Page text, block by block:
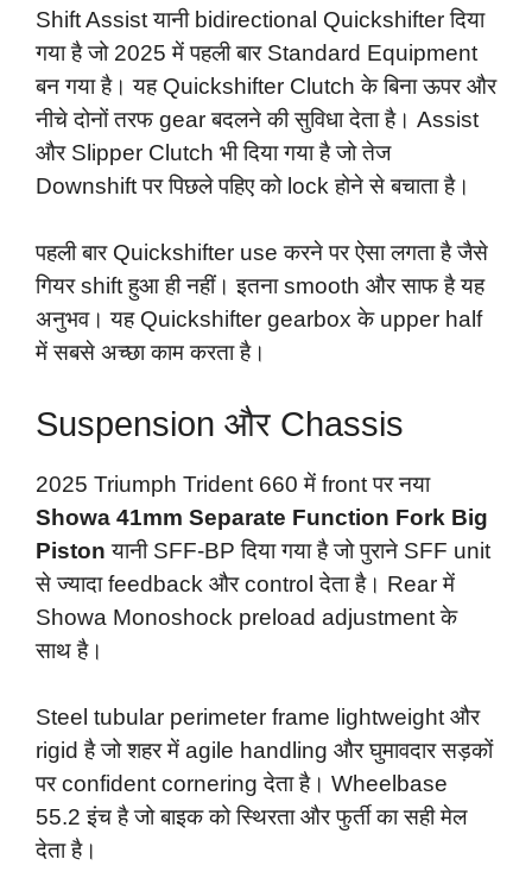
Shift Assist यानी bidirectional Quickshifter दिया
गया है जो 2025 में पहली बार Standard Equipment
बन गया है। यह Quickshifter Clutch के बिना ऊपर और
नीचे दोनों तरफ gear बदलने की सुविधा देता है। Assist
और Slipper Clutch भी दिया गया है जो तेज
Downshift पर पिछले पहिए को lock होने से बचाता है।
पहली बार Quickshifter use करने पर ऐसा लगता है जैसे
गियर shift हुआ ही नहीं। इतना smooth और साफ है यह
अनुभव। यह Quickshifter gearbox के upper half
में सबसे अच्छा काम करता है।
Suspension और Chassis
2025 Triumph Trident 660 में front पर नया
Showa 41mm Separate Function Fork Big
Piston यानी SFF-BP दिया गया है जो पुराने SFF unit
से ज्यादा feedback और control देता है। Rear में
Showa Monoshock preload adjustment के
साथ है।
Steel tubular perimeter frame lightweight और
rigid है जो शहर में agile handling और घुमावदार सड़कों
पर confident cornering देता है। Wheelbase
55.2 इंच है जो बाइक को स्थिरता और फुर्ती का सही मेल
देता है।